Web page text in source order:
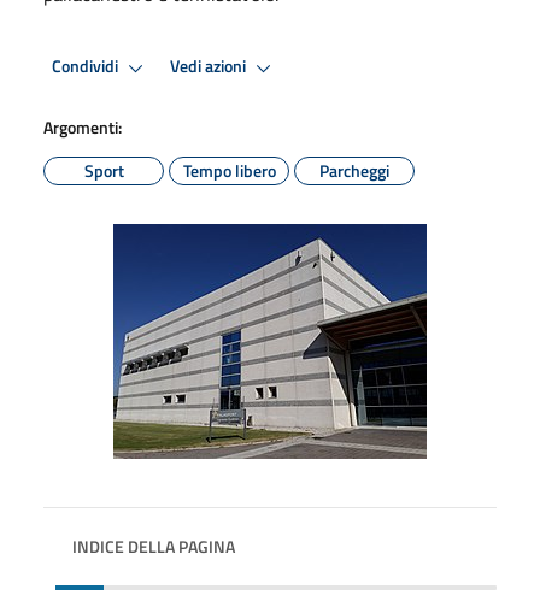
Condividi Vedi azioni
Argomenti:
Sport
Tempo libero Parcheggi
INDICE DELLA PAGINA